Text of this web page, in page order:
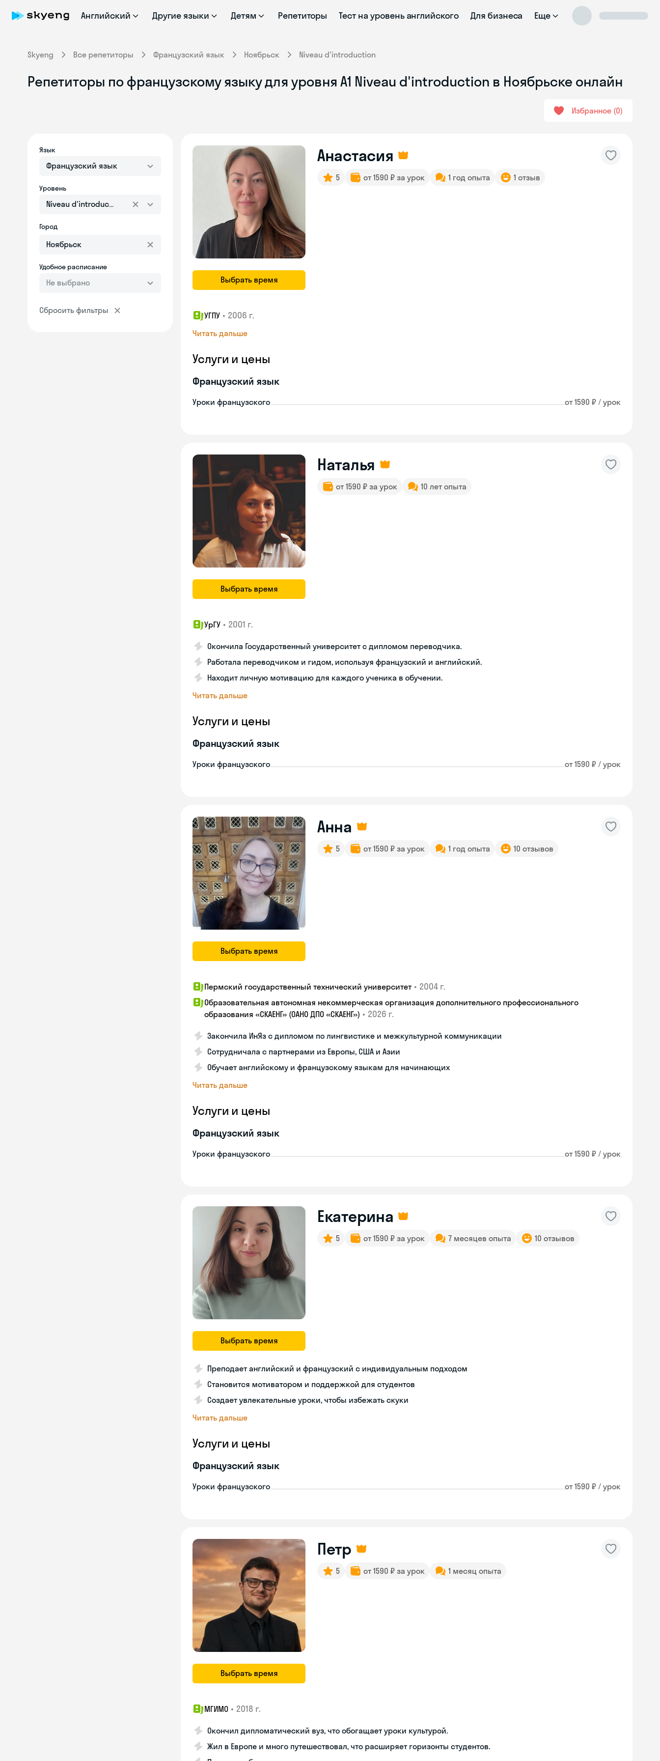
Английский Другие языки Детям Репетиторы Тест на уровень английского Для бизнеса Еще
Skyeng Все репетиторы Французский язык Ноябрьск Niveau d'introduction
Репетиторы по французскому языку для уровня A1 Niveau d'introduction в Ноябрьске онлайн
Избранное 0
Язык
Французский язык
Уровень
Niveau d'introduction
Город
Удобное расписание
Не выбрано
Сбросить фильтры
Выбрать время
Анастасия
5 от 1590 ₽ за урок 1 год опыта 1 отзыв
УГПУ • 2006 г.
Читать дальше
Услуги и цены
Французский язык
Уроки французского от 1590 ₽ / урок
Выбрать время
Наталья
от 1590 ₽ за урок 10 лет опыта
УрГУ • 2001 г.
Окончила Государственный университет с дипломом переводчика.
Работала переводчиком и гидом, используя французский и английский.
Находит личную мотивацию для каждого ученика в обучении.
Читать дальше
Услуги и цены
Французский язык
Уроки французского от 1590 ₽ / урок
Выбрать время
Анна
5 от 1590 ₽ за урок 1 год опыта 10 отзывов
Пермский государственный технический университет • 2004 г.
Образовательная автономная некоммерческая организация дополнительного профессионального
образования «СКАЕНГ» (ОАНО ДПО «СКАЕНГ») • 2026 г.
Закончила ИнЯз с дипломом по лингвистике и межкультурной коммуникации
Сотрудничала с партнерами из Европы, США и Азии
Обучает английскому и французскому языкам для начинающих
Читать дальше
Услуги и цены
Французский язык
Уроки французского от 1590 ₽ / урок
Выбрать время
Екатерина
5 от 1590 ₽ за урок 7 месяцев опыта 10 отзывов
Преподает английский и французский с индивидуальным подходом
Становится мотиватором и поддержкой для студентов
Создает увлекательные уроки, чтобы избежать скуки
Читать дальше
Услуги и цены
Французский язык
Уроки французского от 1590 ₽ / урок
Выбрать время
Петр
5 от 1590 ₽ за урок 1 месяц опыта
МГИМО • 2018 г.
Окончил дипломатический вуз, что обогащает уроки культурой.
Жил в Европе и много путешествовал, что расширяет горизонты студентов.Skyeng Chat